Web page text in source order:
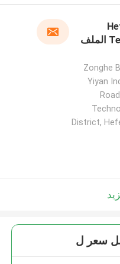
Technology Co., Ltd الملف
301
Yiyan
District,
سعر ل